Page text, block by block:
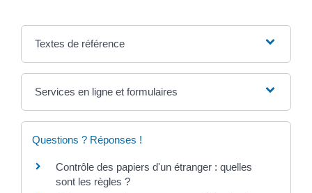
Textes de référence
Services en ligne et formulaires
Questions ? Réponses !
Contrôle des papiers d'un étranger : quelles
sont les règles ?